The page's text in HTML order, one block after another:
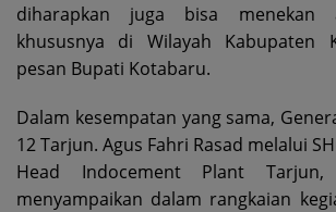
diharapkan juga bisa menekan
khususnya di Wilayah Kabupaten
pesan Bupati Kotabaru.
Dalam kesempatan yang sama,
12 Tarjun. Agus Fahri Rasad melalui
Head Indocement Plant
menyampaikan dalam rangkaian